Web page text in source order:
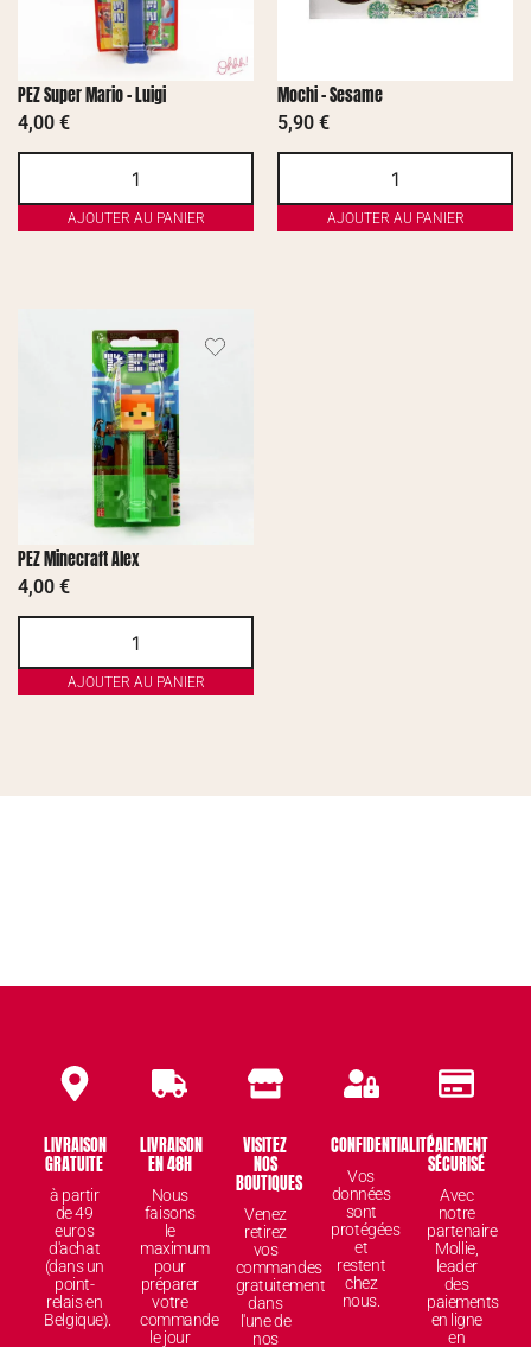
PEZ Super Mario – Luigi
4,00 €
AJOUTER AU PANIER
Mochi – Sesame
5,90 €
AJOUTER AU PANIER
PEZ Minecraft Alex
4,00 €
AJOUTER AU PANIER
LIVRAISON
GRATUITE
à partir
de 49
euros
d'achat
(dans un
point-
relais en
Belgique).
LIVRAISON
EN 48H
Nous
faisons
le
maximum
pour
préparer
votre
commande
le jour
VISITEZ
NOS
BOUTIQUES
Venez
retirez
vos
commandes
gratuitement
dans
l'une de
nos
CONFIDENTIALITÉ
Vos
données
sont
protégées
et
restent
chez
nous.
PAIEMENT
SÉCURISÉ
Avec
notre
partenaire
Mollie,
leader
des
paiements
en ligne
en